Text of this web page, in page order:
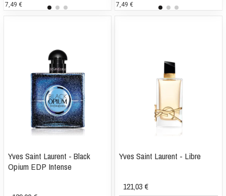
7,49 € 85,31 €
7,49 €
Yves Saint Laurent - Black
Opium EDP Intense
Yves Saint Laurent - Libre
121,03 €